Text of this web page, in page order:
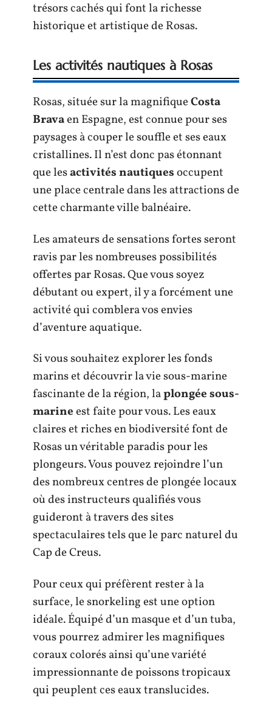
trésors cachés qui font la richesse
historique et artistique de Rosas.
Les activités nautiques à Rosas
Rosas, située sur la magnifiqueCosta
Bravaen Espagne, est connue pour ses
paysages à couper le souffle et ses eaux
cristallines. Il n’est donc pas étonnant
que lesactivités nautiquesoccupent
une place centrale dans les attractions de
cette charmante ville balnéaire.
Les amateurs de sensations fortes seront
ravis par les nombreuses possibilités
offertes par Rosas. Que vous soyez
débutant ou expert, il y a forcément une
activité qui comblera vos envies
d’aventure aquatique.
Si vous souhaitez explorer les fonds
marins et découvrir la vie sous-marine
fascinante de la région, laplongée sous-
marineest faite pour vous. Les eaux
claires et riches en biodiversité font de
Rosas un véritable paradis pour les
plongeurs. Vous pouvez rejoindre l’un
des nombreux centres de plongée locaux
où des instructeurs qualifiés vous
guideront à travers des sites
spectaculaires tels que le parc naturel du
Cap de Creus.
Pour ceux qui préfèrent rester à la
surface, le snorkeling est une option
idéale. Équipé d’un masque et d’un tuba,
vous pourrez admirer les magnifiques
coraux colorés ainsi qu’une variété
impressionnante de poissons tropicaux
qui peuplent ces eaux translucides.